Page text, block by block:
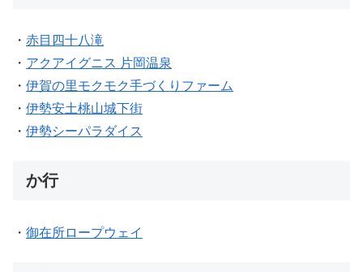
・ 赤目四十八滝
・ アクアイグニス 片岡温泉
・ 伊賀の里モクモク手づくりファーム
・ 伊勢安土桃山城下街
・ 伊勢シーパラダイス
か行
・ 御在所ロープウェイ